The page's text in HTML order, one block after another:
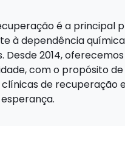
é a principal
à dependência
Desde 2014,
com o propósito
de recuperação